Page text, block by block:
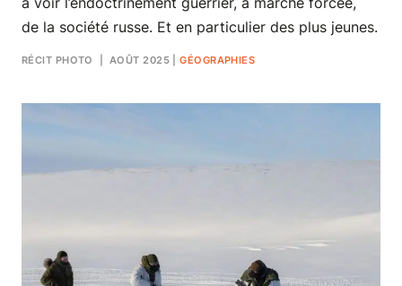
de la société russe. Et en particulier des plus jeunes.
RÉCIT PHOTO | AOÛT 2025 |GÉOGRAPHIES